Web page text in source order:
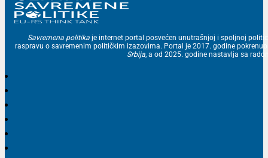
Savremena politika je internet portal posvećen unutrašnjoj i spoljnoj
raspravu o savremenim političkim izazovima. Portal je 2017. godine
Srbija , a od 2025. godine nastavlja sa